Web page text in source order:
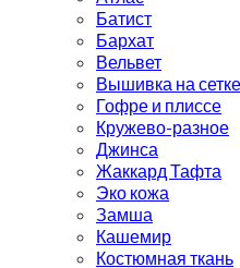
Батист
Бархат
Вельвет
Вышивка на сетке
Гофре и плиссе
Кружево-разное
Джинса
Жаккард Тафта
Эко кожа
Замша
Кашемир
Костюмная ткань